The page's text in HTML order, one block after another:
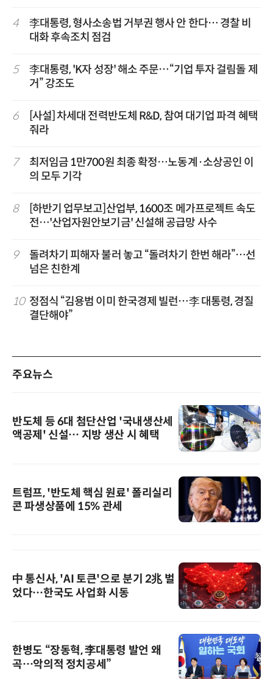
4
李대통령, 형사소송법 거부권 행사 안 한다… 경찰 비
대화 후속조치 점검
5
李대통령, 'K자 성장' 해소 주문…“기업 투자 걸림돌 제
거” 강조도
6
[사설] 차세대 전력반도체 R&D, 참여 대기업 파격 혜택
줘라
7
최저임금 1만700원 최종 확정…노동계·소상공인 이
의 모두 기각
8
[하반기 업무보고]산업부, 1600조 메가프로젝트 속도
전…'산업자원안보기금' 신설해 공급망 사수
9
돌려차기 피해자 불러 놓고 “돌려차기 한번 해라”…선
넘은 친한계
10 정점식 “김용범 이미 한국경제 빌런…李 대통령, 경질
결단해야”
주요뉴스
반도체 등 6대 첨단산업 '국내생산세
액공제' 신설… 지방 생산 시 혜택
트럼프, '반도체 핵심 원료' 폴리실리
콘 파생상품에 15% 관세
中 통신사, 'AI 토큰'으로 분기 2兆 벌
었다…한국도 사업화 시동
한병도 “장동혁, 李대통령 발언 왜
곡…악의적 정치공세”